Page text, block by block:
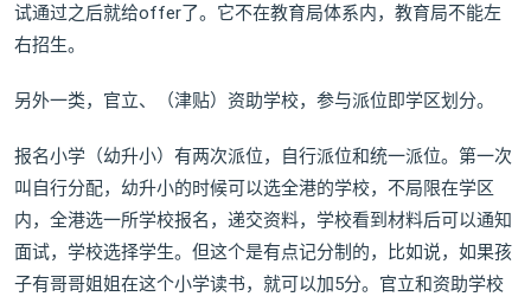
试通过之后就给offer了。它不在教育局体系内，教育局不能左
右招生。
另外一类，官立、（津贴）资助学校，参与派位即学区划分。
报名小学（幼升小）有两次派位，自行派位和统一派位。第一次
叫自行分配，幼升小的时候可以选全港的学校，不局限在学区
内，全港选一所学校报名，递交资料，学校看到材料后可以通知
面试，学校选择学生。但这个是有点记分制的，比如说，如果孩
子有哥哥姐姐在这个小学读书，就可以加5分。官立和资助学校